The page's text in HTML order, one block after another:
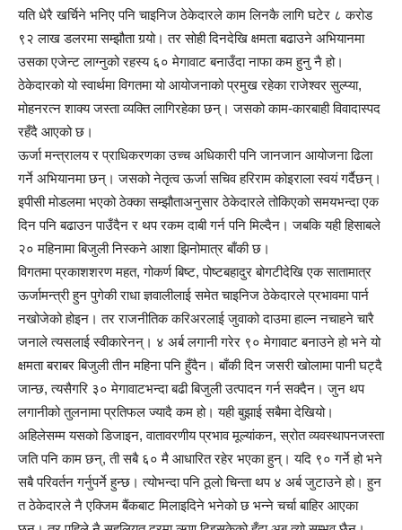
यति धेरै खर्चिने भनिए पनि चाइनिज ठेकेदारले काम लिनकै लागि घटेर ८ करोड
९२ लाख डलरमा सम्झौता गर्‍यो। तर सोही दिनदेखि क्षमता बढाउने अभियानमा
उसका एजेन्ट लाग्नुको रहस्य ६० मेगावाट बनाउँदा नाफा कम हुनु नै हो।
ठेकेदारको यो स्वार्थमा विगतमा यो आयोजनाको प्रमुख रहेका राजेश्वर सुल्प्या,
मोहनरत्न शाक्य जस्ता व्यक्ति लागिरहेका छन्। जसको काम-कारबाही विवादास्पद
रहँदै आएको छ।
ऊर्जा मन्त्रालय र प्राधिकरणका उच्च अधिकारी पनि जानजान आयोजना ढिला
गर्ने अभियानमा छन्। जसको नेतृत्व ऊर्जा सचिव हरिराम कोइराला स्वयं गर्दैछन्।
इपीसी मोडलमा भएको ठेक्का सम्झौताअनुसार ठेकेदारले तोकिएको समयभन्दा एक
दिन पनि बढाउन पाउँदैन र थप रकम दाबी गर्न पनि मिल्दैन। जबकि यही हिसाबले
२० महिनामा बिजुली निस्कने आशा झिनोमात्र बाँकी छ।
विगतमा प्रकाशशरण महत, गोकर्ण बिष्ट, पोष्टबहादुर बोगटीदेखि एक सातामात्र
ऊर्जामन्त्री हुन पुगेकी राधा ज्ञवालीलाई समेत चाइनिज ठेकेदारले प्रभावमा पार्न
नखोजेको होइन। तर राजनीतिक करिअरलाई जुवाको दाउमा हाल्न नचाहने चारै
जनाले त्यसलाई स्वीकारेनन्। ४ अर्ब लगानी गरेर ९० मेगावाट बनाउने हो भने यो
क्षमता बराबर बिजुली तीन महिना पनि हुँदैन। बाँकी दिन जसरी खोलामा पानी घट्दै
जान्छ, त्यसैगरि ३० मेगावाटभन्दा बढी बिजुली उत्पादन गर्न सक्दैन। जुन थप
लगानीको तुलनामा प्रतिफल ज्यादै कम हो। यही बुझाई सबैमा देखियो।
अहिलेसम्म यसको डिजाइन, वातावरणीय प्रभाव मूल्यांकन, स्रोत व्यवस्थापनजस्ता
जति पनि काम छन्, ती सबै ६० मै आधारित रहेर भएका हुन्। यदि ९० गर्ने हो भने
सबै परिवर्तन गर्नुपर्ने हुन्छ। त्योभन्दा पनि ठूलो चिन्ता थप ४ अर्ब जुटाउने हो। हुन
त ठेकेदारले नै एक्जिम बैंकबाट मिलाइदिने भनेको छ भन्ने चर्चा बाहिर आएका